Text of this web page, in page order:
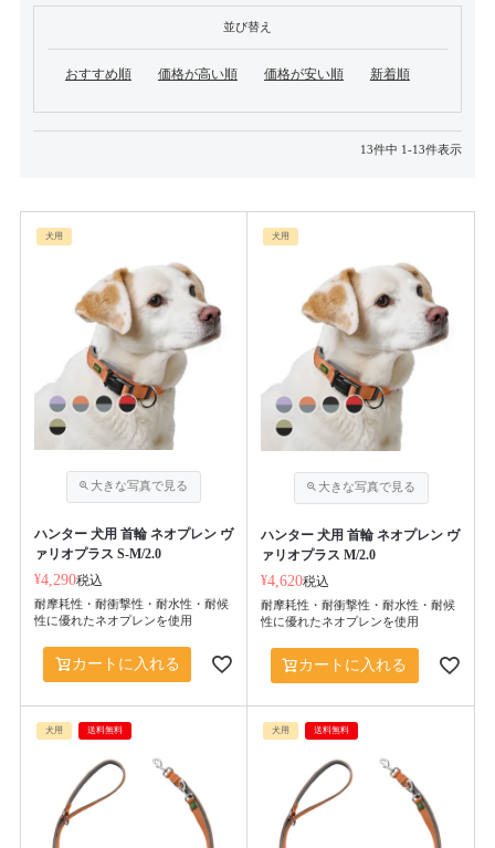
並び替え
おすすめ順 価格が高い順 価格が安い順 新着順
13件中 1-13件表示
犬用
ハンター 犬用 首輪 ネオプレン ヴ
ァリオプラス S-M/2.0
¥4,290税込
耐摩耗性・耐衝撃性・耐水性・耐候
性に優れたネオプレンを使用
カートに入れる
犬用
ハンター 犬用 首輪 ネオプレン ヴ
ァリオプラス M/2.0
¥4,620税込
耐摩耗性・耐衝撃性・耐水性・耐候
性に優れたネオプレンを使用
カートに入れる
犬用 送料無料 犬用 送料無料